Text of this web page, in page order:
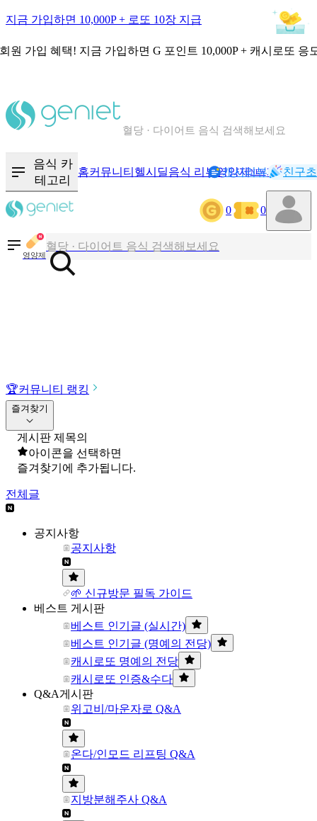
지금 가입하면 10,000P + 로또 10장 지급
원 가입 혜택! 지금 가입하면 G 포인트 10,000P + 캐시로또 응
음식 카
테고리
홈커뮤니티 헬시딜음식 리뷰영양제NEW기록
캐시리뷰 친구
0 0
영양제
칼로리와 영양성분을 검색해보세요
음식 · 영양제 리뷰를 찾아보세요
🏆커뮤니티 랭킹
즐겨찾기
게시판 제목의
아이콘을 선택하면
즐겨찾기에 추가됩니다.
전체글
공지사항
공지사항
🌱 신규방문 필독 가이드
베스트 게시판
베스트 인기글 (실시간)
베스트 인기글 (명예의 전당)
캐시로또 명예의 전당
캐시로또 인증&수다
Q&A게시판
위고비/마운자로 Q&A
온다/인모드 리프팅 Q&A
지방분해주사 Q&A